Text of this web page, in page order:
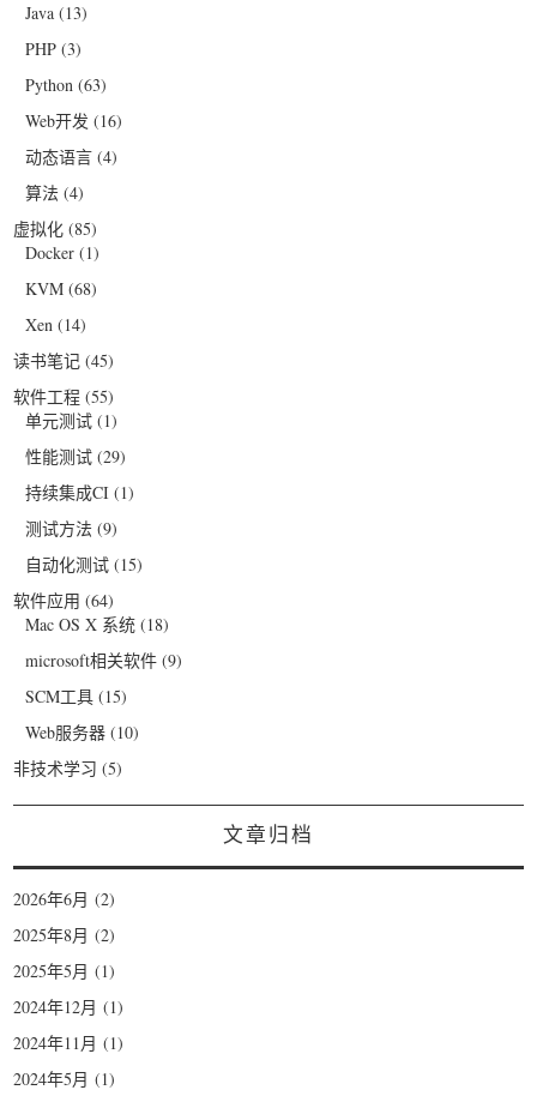
Java (13)
PHP (3)
Python (63)
Web开发 (16)
动态语言 (4)
算法 (4)
虚拟化 (85)
Docker (1)
KVM (68)
Xen (14)
读书笔记 (45)
软件工程 (55)
单元测试 (1)
性能测试 (29)
持续集成CI (1)
测试方法 (9)
自动化测试 (15)
软件应用 (64)
Mac OS X 系统 (18)
microsoft相关软件 (9)
SCM工具 (15)
Web服务器 (10)
非技术学习 (5)
文章归档
2026年6月 (2)
2025年8月 (2)
2025年5月 (1)
2024年12月 (1)
2024年11月 (1)
2024年5月 (1)